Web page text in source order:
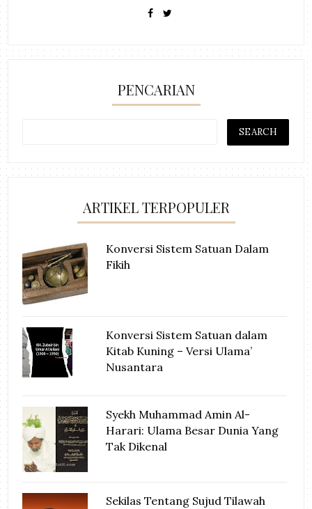
PENCARIAN
ARTIKEL TERPOPULER
Konversi Sistem Satuan Dalam
Fikih
Konversi Sistem Satuan dalam
Kitab Kuning – Versi Ulama’
Nusantara
Syekh Muhammad Amin Al-
Harari: Ulama Besar Dunia Yang
Tak Dikenal
Sekilas Tentang Sujud Tilawah